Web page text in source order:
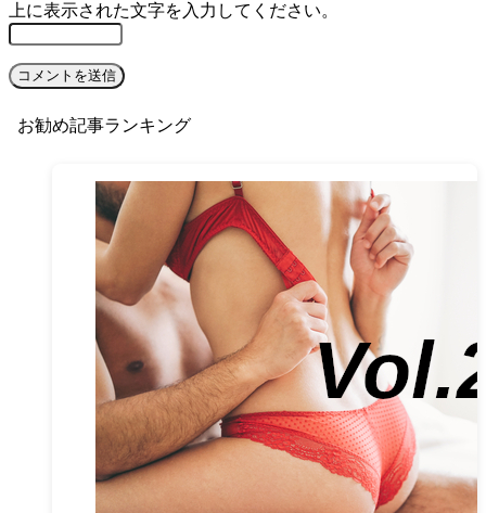
上に表示された文字を入力してください。
お勧め記事ランキング